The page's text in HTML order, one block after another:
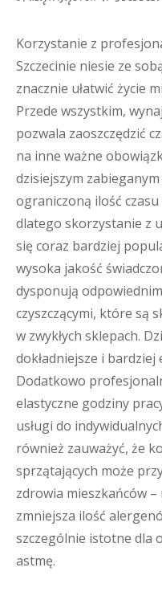
Korzystanie z
Szczecinie niesie ze
znacznie ułatwić życie
Przede wszystkim,
pozwala zaoszczędzić
na inne ważne
dzisiejszym
ograniczoną ilość
dlatego skorzystanie z
się coraz bardziej
wysoka jakość
dysponują
czyszczącymi, które są
w zwykłych sklepach.
dokładniejsze i
Dodatkowo
elastyczne godziny
usługi do
również zauważyć, że
sprzątających może
zdrowia mieszkańców
zmniejsza ilość
szczególnie istotne dla
astmę.